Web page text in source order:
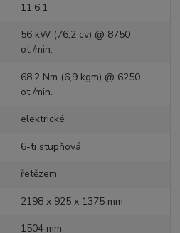
11,6:1
56 kW (76,2 cv) @ 8750
ot./min.
68,2 Nm (6,9 kgm) @ 6250
ot./min.
elektrické
6-ti stupňová
řetězem
2198 x 925 x 1375 mm
1504 mm